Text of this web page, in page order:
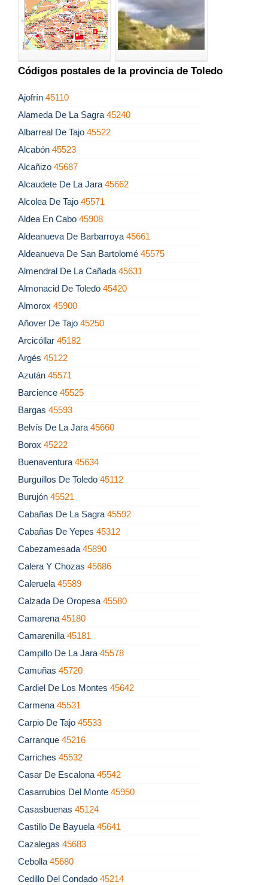
Códigos postales de la provincia de Toledo
Ajofrín 45110
Alameda De La Sagra 45240
Albarreal De Tajo 45522
Alcabón 45523
Alcañizo 45687
Alcaudete De La Jara 45662
Alcolea De Tajo 45571
Aldea En Cabo 45908
Aldeanueva De Barbarroya 45661
Aldeanueva De San Bartolomé 45575
Almendral De La Cañada 45631
Almonacid De Toledo 45420
Almorox 45900
Añover De Tajo 45250
Arcicóllar 45182
Argés 45122
Azután 45571
Barcience 45525
Bargas 45593
Belvís De La Jara 45660
Borox 45222
Buenaventura 45634
Burguillos De Toledo 45112
Burujón 45521
Cabañas De La Sagra 45592
Cabañas De Yepes 45312
Cabezamesada 45890
Calera Y Chozas 45686
Caleruela 45589
Calzada De Oropesa 45580
Camarena 45180
Camarenilla 45181
Campillo De La Jara 45578
Camuñas 45720
Cardiel De Los Montes 45642
Carmena 45531
Carpio De Tajo 45533
Carranque 45216
Carriches 45532
Casar De Escalona 45542
Casarrubios Del Monte 45950
Casasbuenas 45124
Castillo De Bayuela 45641
Cazalegas 45683
Cebolla 45680
Cedillo Del Condado 45214